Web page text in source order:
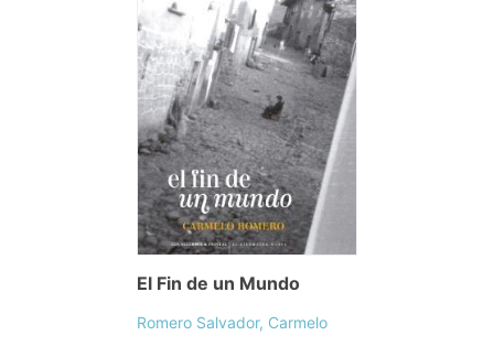
El Fin de un Mundo
Romero Salvador, Carmelo